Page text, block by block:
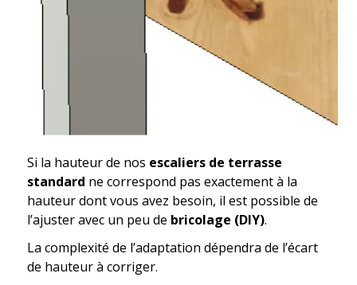
Si la hauteur de nos escaliers de terrasse
standard ne correspond pas exactement à la
hauteur dont vous avez besoin, il est possible de
l’ajuster avec un peu de bricolage (DIY).
La complexité de l’adaptation dépendra de l’écart
de hauteur à corriger.